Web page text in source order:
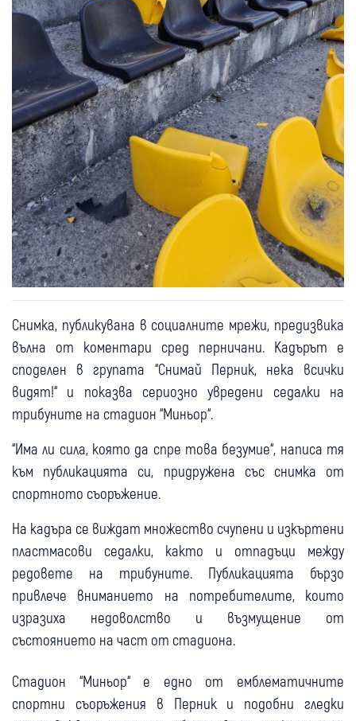
Снимка, публикувана в социалните мрежи, предизвика
вълна от коментари сред перничани. Кадърът е
споделен в групата “Снимай Перник, нека всички
видят!“ и показва сериозно увредени седалки на
трибуните на стадион “Миньор“.
“Има ли сила, която да спре това безумие“, написа тя
към публикацията си, придружена със снимка от
спортното съоръжение.
На кадъра се виждат множество счупени и изкъртени
пластмасови седалки, както и отпадъци между
редовете на трибуните. Публикацията бързо
привлече вниманието на потребителите, които
изразиха недоволство и възмущение от
състоянието на част от стадиона.
Стадион “Миньор“ е едно от емблематичните
спортни съоръжения в Перник и подобни гледки